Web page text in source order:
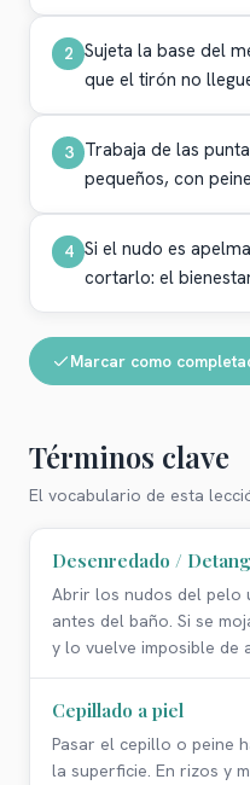
2 Sujeta la base del
que el tirón no
3 Trabaja de las
pequeños, con
4 Si el nudo es
cortarlo: el
Marcar como
Términos clave
El vocabulario de esta
Desenredado /
Abrir los nudos del pelo
antes del baño. Si se
y lo vuelve imposible de
Cepillado a piel
Pasar el cepillo o peine
la superficie. En rizos y